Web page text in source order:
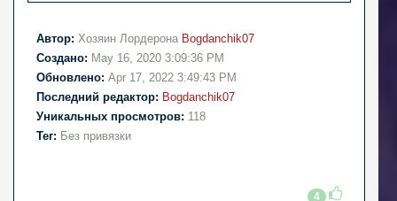
Автор: Хозяин Лордерона Bogdanchik07
Создано: May 16, 2020 3:09:36 PM
Обновлено: Apr 17, 2022 3:49:43 PM
Последний редактор: Bogdanchik07
Уникальных просмотров: 118
Тег: Без привязки
4